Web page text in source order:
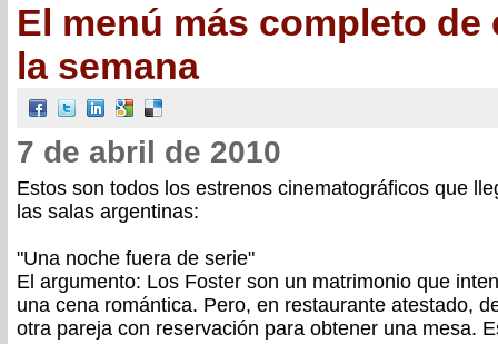
El menú más completo de
la semana
7 de abril de 2010
Estos son todos los estrenos cinematográficos que
las salas argentinas:
"Una noche fuera de serie"
El argumento: Los Foster son un matrimonio que
una cena romántica. Pero, en restaurante atestado,
otra pareja con reservación para obtener una mesa.